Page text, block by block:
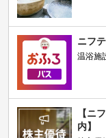
ニフ
温浴施
【ニ
内】